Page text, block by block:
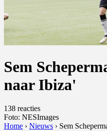
Sem
naar Ibiza'
138 reacties
Foto: NESImages
Home › Nieuws › Sem